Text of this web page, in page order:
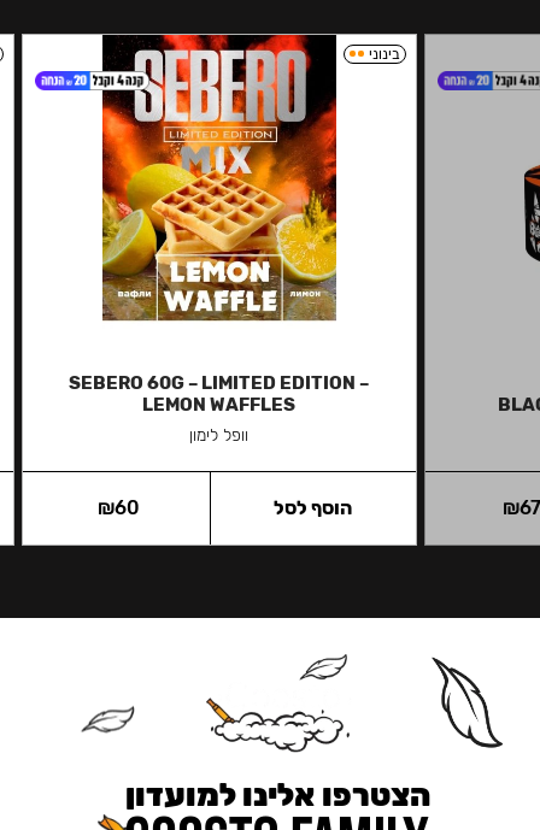
₪
בינוני
SEBERO 60G – LIMITED EDITION –
LEMON WAFFLES
וופל לימון
₪60 הוסף לסל
הצטרפו אלינו למועדון